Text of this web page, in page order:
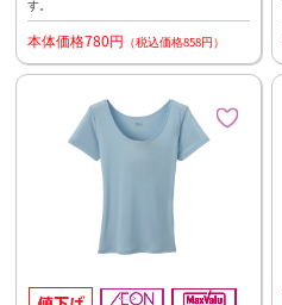
す。
本体価格780円 （税込価格858円）